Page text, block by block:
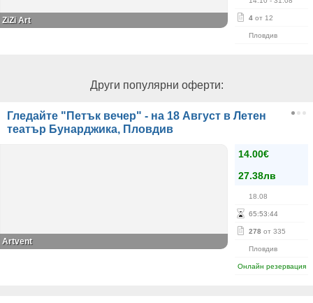
4 от 12
Пловдив
ZiZi Art
Други популярни оферти:
Гледайте "Петък вечер" - на 18 Август в Летен
театър Бунарджика, Пловдив
14.00€
27.38лв
18.08
65:53:44
278 от 335
Пловдив
Онлайн резервация
Аrtvent